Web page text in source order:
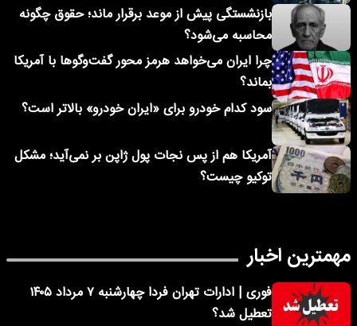
بازنشستگی پیش از موعد برقرار ماند؛ حقوق چگونه
محاسبه می‌شود؟
چرا ایران می‌خواهد هرمز محور گفت‌وگوها با آمریکا
بماند؟
سود کدام خودرو برای «ایران خودرو» بالاتر است؟
آمریکا هم از پس نجات پول ژاپن بر نمی‌آید؛ مشکل
توکیو چیست؟
مهمترین اخبار
فوری | ادارات تهران فردا چهارشنبه ۷ مرداد ۱۴۰۵
تعطیل شد؟